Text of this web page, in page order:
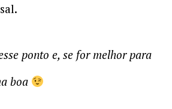
ponto e, se for melhor para
boa